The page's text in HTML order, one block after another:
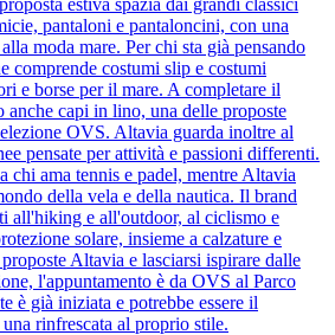
pantaloni e pantaloncini, con una
moda mare. Per chi sta già pensando
comprende costumi slip e costumi
e borse per il mare. A completare il
anche capi in lino, una delle proposte
OVS. Altavia guarda inoltre al
pensate per attività e passioni differenti.
chi ama tennis e padel, mentre Altavia
della vela e della nautica. Il brand
all'hiking e all'outdoor, al ciclismo e
solare, insieme a calzature e
Altavia e lasciarsi ispirare dalle
l'appuntamento è da OVS al Parco
è già iniziata e potrebbe essere il
rinfrescata al proprio stile.